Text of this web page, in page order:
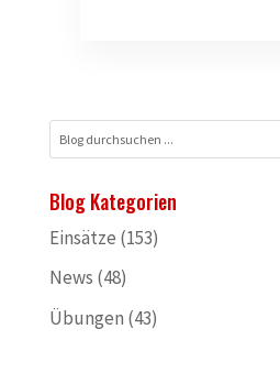
Blog Kategorien
Einsätze (153)
News (48)
Übungen (43)